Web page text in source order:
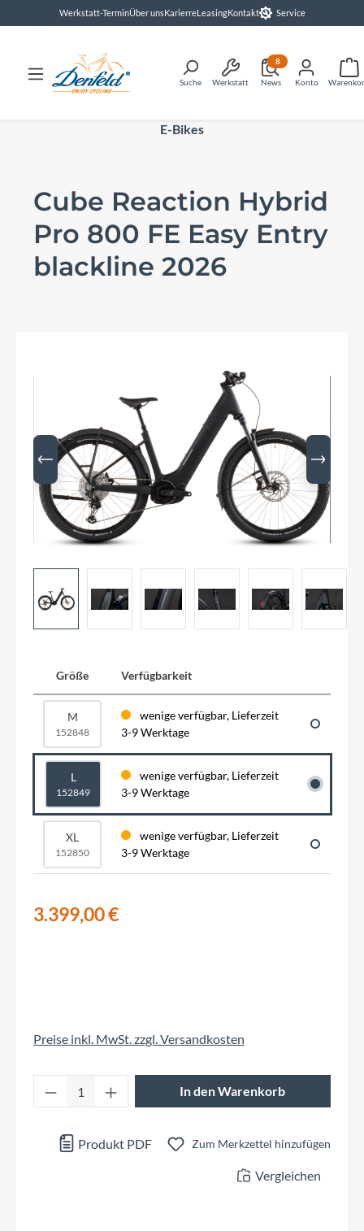
springenWerkstatt-TerminÜber unsKarierreLeasingKontakt Service
Suche Werkstatt News
8
Konto
E-Bikes
Cube Reaction Hybrid
Pro 800 FE Easy Entry
blackline 2026
Größe Verfügbarkeit
M
152848
wenige verfügbar, Lieferzeit
3-9 Werktage
L
152849
wenige verfügbar, Lieferzeit
3-9 Werktage
XL
152850
wenige verfügbar, Lieferzeit
3-9 Werktage
3.399,00 €
Preise inkl. MwSt. zzgl. Versandkosten
Produkt Anzahl: Gib den gewünschten
In den Warenkorb
Produkt PDF Zum Merkzettel hinzufügen
Vergleichen